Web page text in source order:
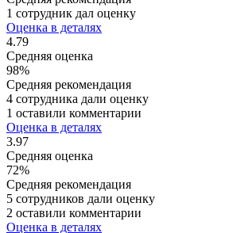
1 сотрудник дал оценку
Оценка в деталях
4.79
Средняя оценка
98%
Средняя рекомендация
4 сотрудника дали оценку
1 оставили комментарии
Оценка в деталях
3.97
Средняя оценка
72%
Средняя рекомендация
5 сотрудников дали оценку
2 оставили комментарии
Оценка в деталях